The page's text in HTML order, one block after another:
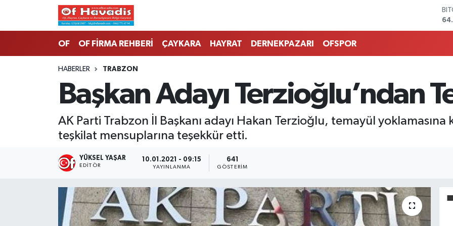
OF OF FİRMA REHBERİ ÇAYKARA HAYRAT DERNEKPAZARI OFSPOR
HABERLER TRABZON
Başkan Adayı Terzioğlu’ndan
AK Parti Trabzon İl Başkanı adayı Hakan Terzioğlu, temayül
teşkilat mensuplarına teşekkür etti.
YÜKSEL YAŞAR
EDITÖR
10.01.2021 - 09:15
YAYINLANMA
641
GÖSTERIM
Trabzon Nöbetçi Eczaneler
Trabzon Namaz Vakitleri
Trabzon Trafik Yoğunluk Haritası
Süper Lig Puan Durumu ve Fikstür
Tüm Manşetler
Son Dakika Haberleri
Haber Arşivi